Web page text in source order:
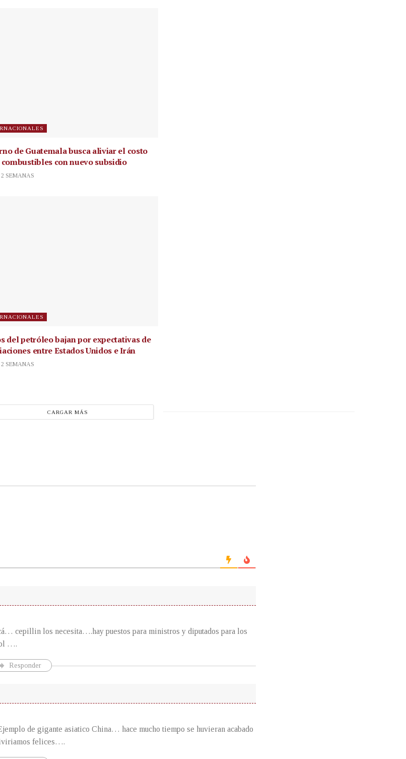
de Guatemala busca aliviar el costo
con nuevo subsidio
SEMANAS
del petróleo bajan por expectativas de
entre Estados Unidos e Irán
SEMANAS
CARGAR MÁS
cepillin los necesita….hay puestos para ministros y diputados para los
….
Responder
de gigante asiatico China… hace mucho tiempo se huvieran acabado
felices….